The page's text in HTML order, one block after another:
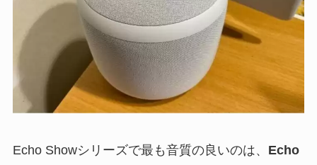
Echo Showシリーズで最も音質の良いのは、 Echo